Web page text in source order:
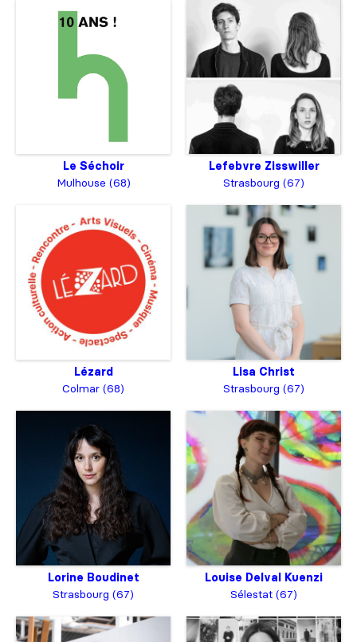
Le Séchoir
Mulhouse (68)
Lefebvre Zisswiller
Strasbourg (67)
Lézard
Colmar (68)
Lisa Christ
Strasbourg (67)
Lorine Boudinet
Strasbourg (67)
Louise Delval Kuenzi
Sélestat (67)